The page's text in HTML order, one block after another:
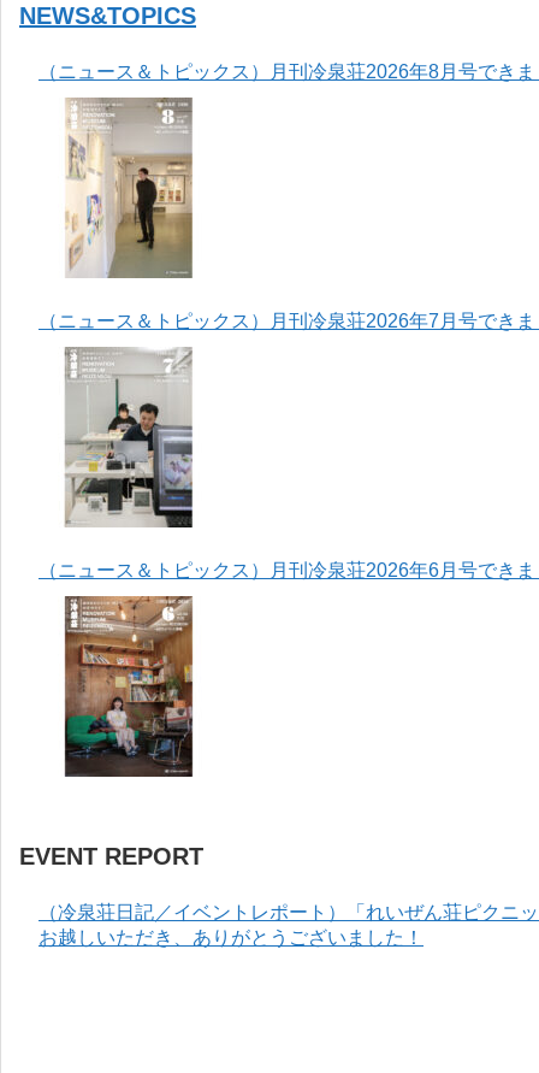
NEWS&TOPICS
（ニュース＆トピックス）月刊冷泉荘2026年8月号でき
（ニュース＆トピックス）月刊冷泉荘2026年7月号でき
（ニュース＆トピックス）月刊冷泉荘2026年6月号でき
EVENT REPORT
（冷泉荘日記／イベントレポート）「れいぜん荘ピクニ
お越しいただき、ありがとうございました！